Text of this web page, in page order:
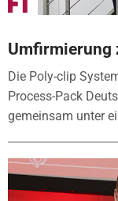
Umfirmierung
Die Poly-clip
Process-Pack
gemeinsam unter